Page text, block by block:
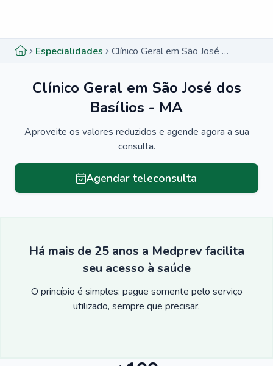
Especialidades Clínico Geral em São José dos Basílios - MA
Clínico Geral em São José dos
Basílios - MA
Aproveite os valores reduzidos e agende agora a sua
consulta.
Agendar teleconsulta
Há mais de 25 anos a Medprev facilita
seu acesso à saúde
O princípio é simples: pague somente pelo serviço
utilizado, sempre que precisar.